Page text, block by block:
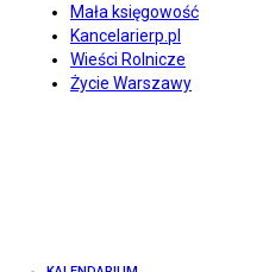
Mała księgowość
Kancelarierp.pl
Wieści Rolnicze
Życie Warszawy